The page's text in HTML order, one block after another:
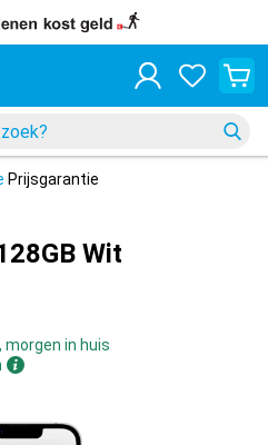
Prijsgarantie
Wit
morgen in huis